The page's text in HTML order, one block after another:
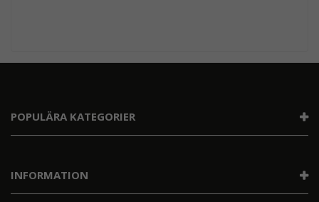
POPULÄRA KATEGORIER
INFORMATION